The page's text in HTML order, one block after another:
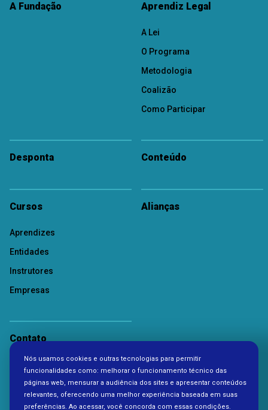
A Fundação Aprendiz Legal
A Lei
O Programa
Metodologia
Coalizão
Como Participar
Desponta Conteúdo
Cursos
Aprendizes
Entidades
Instrutores
Empresas
Alianças
Contato
Nós usamos cookies e outras tecnologias para permitir
funcionalidades como: melhorar o funcionamento técnico das
páginas web, mensurar a audiência dos sites e apresentar conteúdos
relevantes, oferecendo uma melhor experiência baseada em suas
preferências. Ao acessar, você concorda com essas condições.